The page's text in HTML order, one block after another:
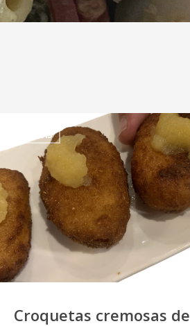
RECETAS
Croquetas cremosas de